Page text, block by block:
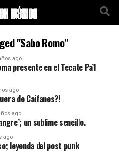
"Sabo Romo"
ago
presente en el Tecate Pa’l
ago
de Caifanes?!
ago
un sublime sencillo.
ago
leyenda del post punk